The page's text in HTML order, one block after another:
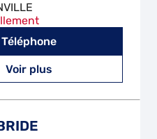
Téléphone
Voir plus